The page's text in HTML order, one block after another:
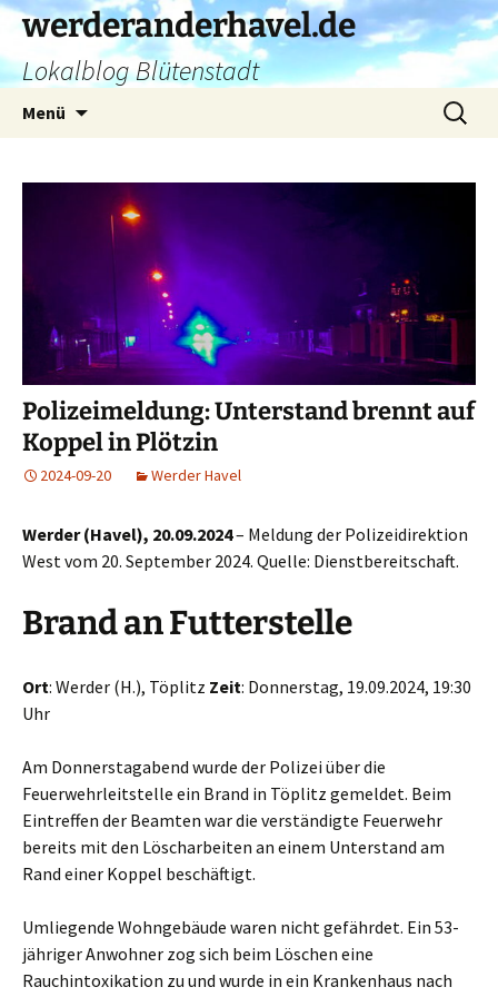
Zum
Inhalt
springen
werderanderhavel.de
Lokalblog Blütenstadt
Menü
Suchen
nach:
Polizeimeldung: Unterstand brennt auf
Koppel in Plötzin
2024-09-20 Werder Havel
Werder (Havel), 20.09.2024– Meldung der Polizeidirektion
West vom 20. September 2024. Quelle: Dienstbereitschaft.
Brand an Futterstelle
Ort: Werder (H.), Töplitz Zeit: Donnerstag, 19.09.2024, 19:30
Uhr
Am Donnerstagabend wurde der Polizei über die
Feuerwehrleitstelle ein Brand in Töplitz gemeldet. Beim
Eintreffen der Beamten war die verständigte Feuerwehr
bereits mit den Löscharbeiten an einem Unterstand am
Rand einer Koppel beschäftigt.
Umliegende Wohngebäude waren nicht gefährdet. Ein 53-
jähriger Anwohner zog sich beim Löschen eine
Rauchintoxikation zu und wurde in ein Krankenhaus nach